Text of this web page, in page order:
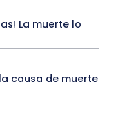
La muerte lo
causa de muerte